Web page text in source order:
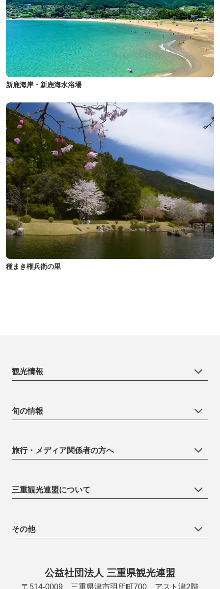
新鹿海岸・新鹿海水浴場
種まき権兵衛の里
観光情報
旬の情報
旅行・メディア関係者の方へ
三重観光連盟について
その他
公益社団法人 三重県観光連盟
〒514-0009 三重県津市羽所町700 アスト津2階